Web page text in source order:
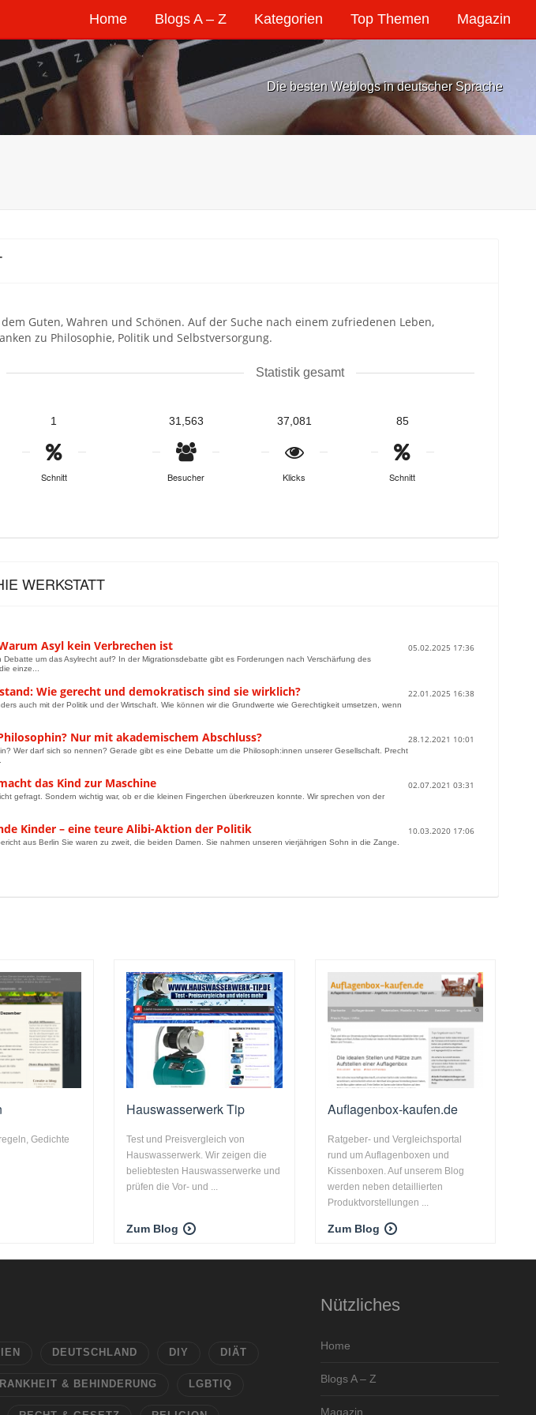
Home Blogs A – Z Kategorien Top Themen Magazin
Die besten Weblogs in deutscher Sprache
Guten, Wahren und Schönen. Auf der Suche nach einem zufriedenen Leben,
zu Philosophie, Politik und Selbstversorgung.
1
Schnitt
Statistik gesamt
31,563
Besucher
37,081
Klicks
85
Schnitt
WERKSTATT
Asyl kein Verbrechen ist 05.02.2025 17:36
um das Asylrecht auf? In der Migrationsdebatte gibt es Forderungen nach Verschärfung des
einze...
Wie gerecht und demokratisch sind sie wirklich? 22.01.2025 16:38
auch mit der Politik und der Wirtschaft. Wie können wir die Grundwerte wie Gerechtigkeit umsetzen, wenn
Nur mit akademischem Abschluss? 28.12.2021 10:01
Wer darf sich so nennen? Gerade gibt es eine Debatte um die Philosoph:innen unserer Gesellschaft. Precht
das Kind zur Maschine 02.07.2021 03:31
gefragt. Sondern wichtig war, ob er die kleinen Fingerchen überkreuzen konnte. Wir sprechen von der
Kinder – eine teure Alibi-Aktion der Politik 10.03.2020 17:06
aus Berlin Sie waren zu zweit, die beiden Damen. Sie nahmen unseren vierjährigen Sohn in die Zange.
Gedichte
Hauswasserwerk Tip
Test und Preisvergleich von
Hauswasserwerk. Wir zeigen die
beliebtesten Hauswasserwerke und
prüfen die Vor- und ...
Zum Blog
Auflagenbox-kaufen.de
Ratgeber- und Vergleichsportal
rund um Auflagenboxen und
Kissenboxen. Auf unserem Blog
werden neben detaillierten
Produktvorstellungen ...
Zum Blog
DEUTSCHLAND DIY DIÄT
& BEHINDERUNG LGBTIQ
Nützliches
Home
Blogs A – Z
Magazin